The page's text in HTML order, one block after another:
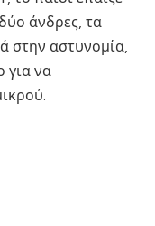
άνδρες, τα
στην αστυνομία,
για να